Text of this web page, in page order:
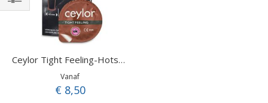
Ceylor Tight Feeling-Hotshot
Vanaf
€ 8,50
Filteren